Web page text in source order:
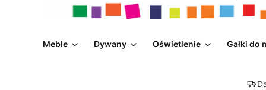
Meble Dywany Oświetlenie Gałki do